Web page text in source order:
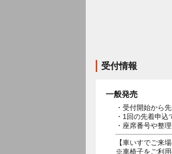
受付情報
一般発売
・受付開始から
・1回の先着申
・座席番号や整
【車いすでご来
※車椅子をご利